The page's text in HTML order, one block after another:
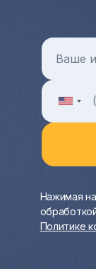
Нажимая
Политике